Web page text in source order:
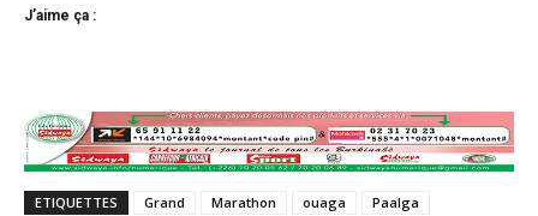
J’aime ça :
ETIQUETTES Grand Marathon ouaga
Paalga